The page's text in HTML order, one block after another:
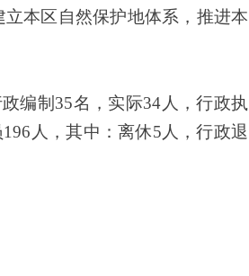
本区自然保护地体系，推进本
编制 35名，实际34 人 ，行政执
196 人，其中：离休5 人，行政退